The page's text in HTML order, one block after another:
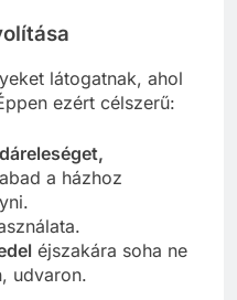
látogatnak, ahol
ezért célszerű:
a házhoz
éjszakára soha ne
udvaron.